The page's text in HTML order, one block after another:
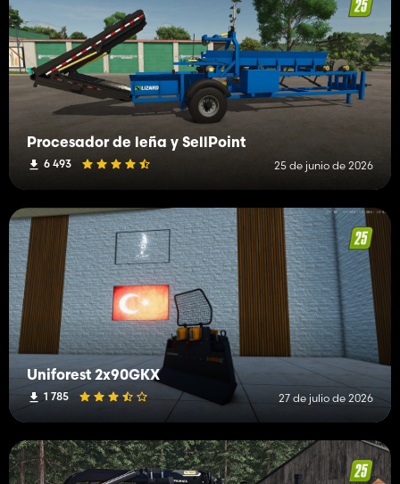
Procesador de leña y SellPoint
6 493 25 de junio de 2026
Uniforest 2x90GKX
1 785 27 de julio de 2026